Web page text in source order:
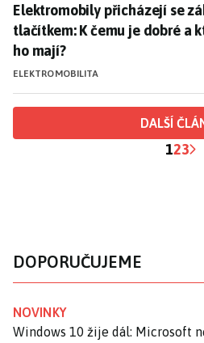
Elektromobily přicházejí se
Elektromobily přicházejí se
tlačítkem: K čemu je dobré a
ho mají?
ELEKTROMOBILITA
DALŠÍ
123
DOPORUČUJEME
NOVINKY
Windows 10 žije dál: Microsoft